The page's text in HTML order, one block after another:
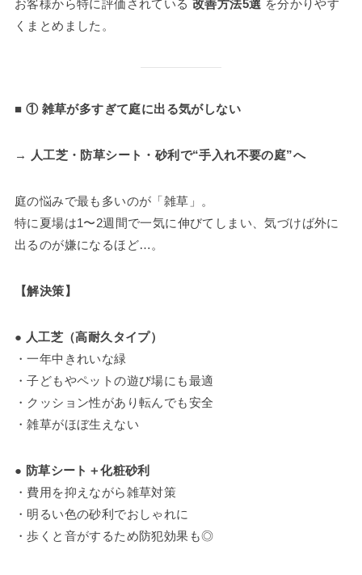
お客様から特に評価されている 改善方法5選 を分かりやす
くまとめました。
■ ① 雑草が多すぎて庭に出る気がしない
→ 人工芝・防草シート・砂利で“手入れ不要の庭”へ
庭の悩みで最も多いのが「雑草」。
特に夏場は1〜2週間で一気に伸びてしまい、気づけば外に
出るのが嫌になるほど…。
【解決策】
● 人工芝（高耐久タイプ）
・一年中きれいな緑
・子どもやペットの遊び場にも最適
・クッション性があり転んでも安全
・雑草がほぼ生えない
● 防草シート＋化粧砂利
・費用を抑えながら雑草対策
・明るい色の砂利でおしゃれに
・歩くと音がするため防犯効果も◎